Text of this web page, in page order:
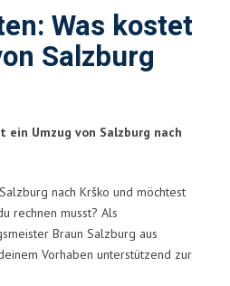
Was kostet
Salzburg
ein Umzug von Salzburg nach
nach Krško und möchtest
rechnen musst? Als
Braun Salzburg aus
Vorhaben unterstützend zur